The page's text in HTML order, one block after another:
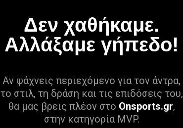
Δεν χαθήκαμε.
Αλλάξαμε γήπεδο!
Αν ψάχνεις περιεχόμενο για τον άντρα,
το στιλ, τη δράση και τις επιδόσεις του,
θα μας βρεις πλέον στο Onsports.gr,
στην κατηγορία MVP.